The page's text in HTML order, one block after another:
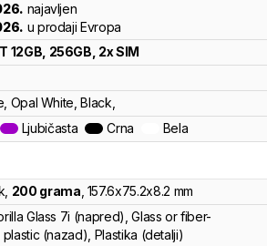
najavljen
u prodaji Evropa
12GB, 256GB, 2x SIM
Opal White, Black,
Ljubičasta Crna Bela
200 grama 157.6x75.2x8.2 mm
Glass 7i (napred), Glass or fiber-
(nazad), Plastika (detalji)